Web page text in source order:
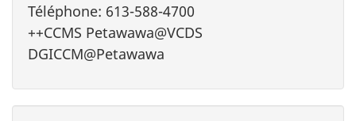
Téléphone: 613-588-4700
++CCMS Petawawa@VCDS
DGICCM@Petawawa